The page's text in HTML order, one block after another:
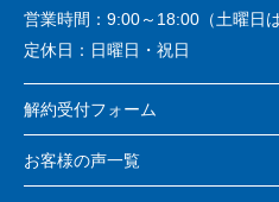
営業時間： 9:00～18:00（土曜日
定休日： 日曜日・祝日
解約受付フォーム
お客様の声一覧